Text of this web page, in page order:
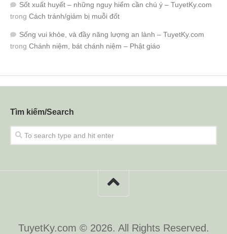
Sốt xuất huyết – những nguy hiểm cần chú ý – TuyetKy.com
trong Cách tránh/giảm bị muỗi đốt
Sống vui khỏe, và đầy năng lượng an lành – TuyetKy.com
trong Chánh niệm, bát chánh niệm – Phật giáo
Tìm kiếm/Search
TuyetKy.com © 2026. All Rights Reserved.